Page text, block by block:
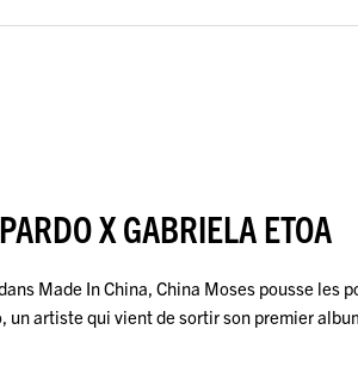
X GABRIELA ETOA
Made In China, China Moses pousse les
un artiste qui vient de sortir son premier